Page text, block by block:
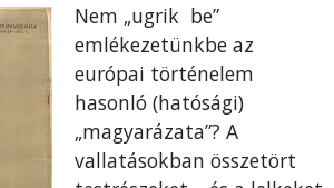
Nem „ugrik be”
emlékezetünkbe az
európai történelem
hasonló (hatósági)
„magyarázata”? A
vallatásokban összetört